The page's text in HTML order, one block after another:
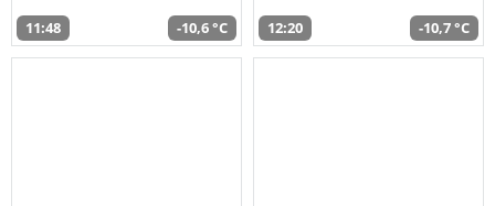
11:48 -10,6 °C 12:20 -10,7 °C